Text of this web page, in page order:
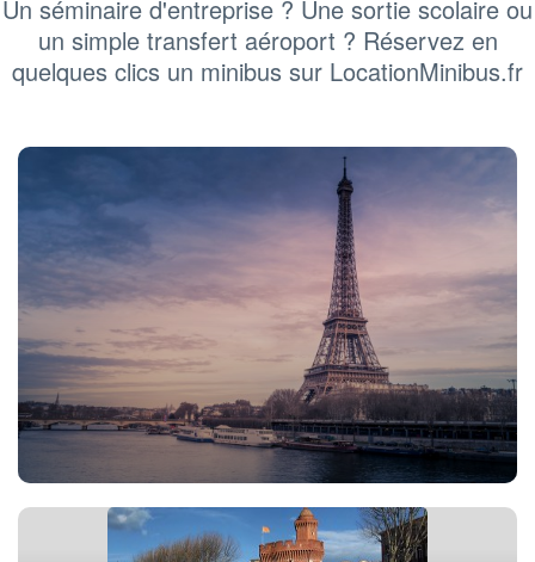
Un séminaire d'entreprise ? Une sortie scolaire ou
un simple transfert aéroport ? Réservez en
quelques clics un minibus sur LocationMinibus.fr
Location minibus Paris